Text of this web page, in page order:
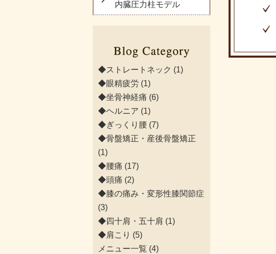
内臓圧力柱モデル
◆ストレートネック (1)
◆眼精疲労 (1)
◆坐骨神経痛 (6)
◆ヘルニア (1)
◆ぎっくり腰 (7)
◆骨盤矯正・産後骨盤矯正
(1)
◆腰痛 (17)
◆頭痛 (2)
◆膝の痛み・変形性膝関節症
(3)
◆四十肩・五十肩 (1)
◆肩こり (5)
メニュー一覧 (4)